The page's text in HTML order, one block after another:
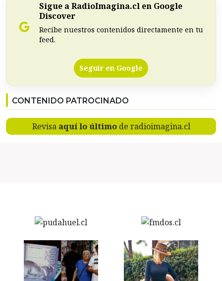
Sigue a RadioImagina.cl en Google
Discover
Recibe nuestros contenidos directamente en tu
feed.
Seguir en Google
CONTENIDO PATROCINADO
Revisa aquí lo últimode radioimagina.cl